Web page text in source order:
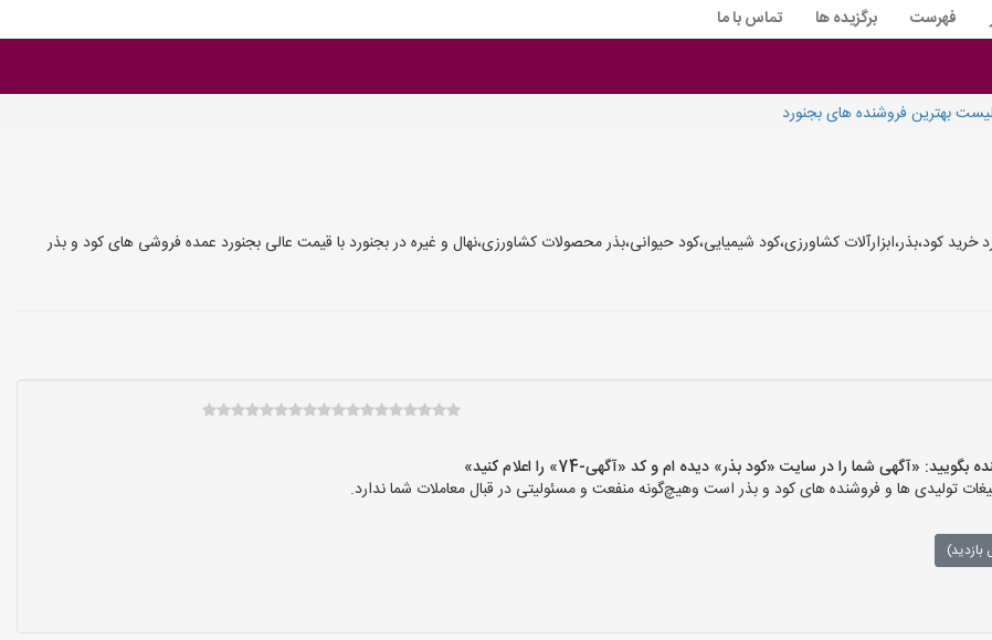
فهرست برگزیده ها تماس با ما
لیست بهترین فروشنده های بجنورد
کود،بذر،ابزارآلات کشاورزی،کود شیمیایی،کود حیوانی،بذر محصولات کشاورزی،نهال و غیره در بجنورد با قیمت عالی بجنورد عمده فروشی های کود و بذر
«آگهی شما را در سایت «کود بذر» دیده ام و کد «آگهی-74» را اعلام کنید»
تولیدی ها و فروشنده های کود و بذر است وهیچ‌گونه منفعت و مسئولیتی در قبال معاملات شما ندارد.